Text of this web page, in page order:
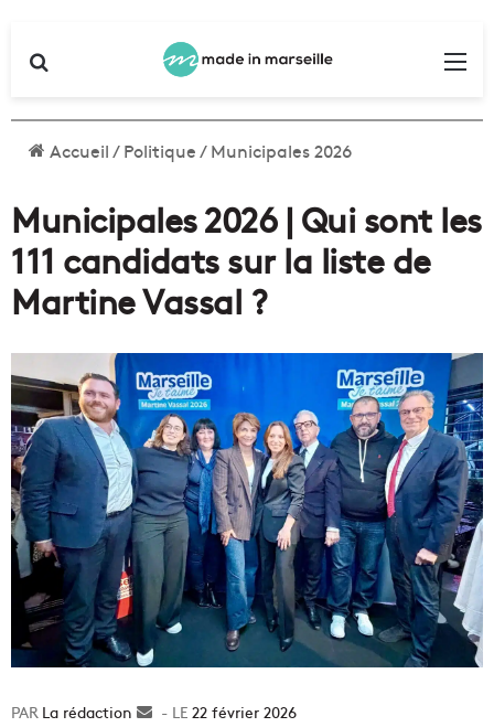
Accueil/Politique/Municipales 2026
Municipales 2026 | Qui sont les
111 candidats sur la liste de
Martine Vassal ?
La rédaction
Envoyer22 février 2026